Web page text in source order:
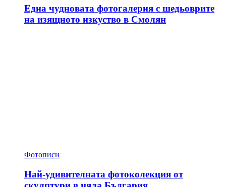
Една чудновата фотогалерия с шедьоврите
на изящното изкуство в Смолян
Фотописи
Най-удивителната фотоколекция от